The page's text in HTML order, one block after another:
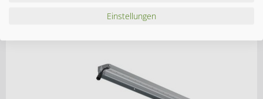
Einstellungen